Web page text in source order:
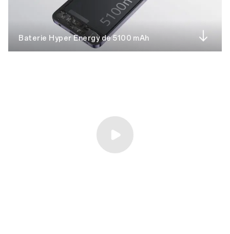
Baterie Hyper Energy de 5100 mAh